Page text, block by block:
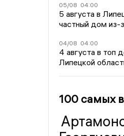
05/08 04:00
5 августа в
частный дом из-
04/08 04:00
4 августа в топ
Липецкой
100 самых